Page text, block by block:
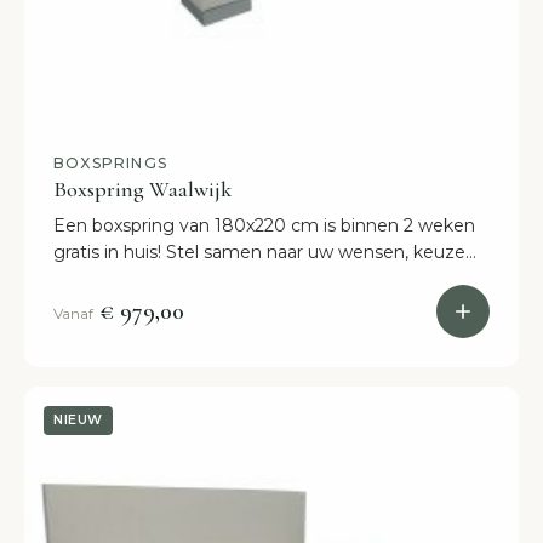
BOXSPRINGS
Boxspring Waalwijk
Een boxspring van 180x220 cm is binnen 2 weken
gratis in huis! Stel samen naar uw wensen, keuze
showroom in Etten-Leur.
Vanaf € 979,00
NIEUW